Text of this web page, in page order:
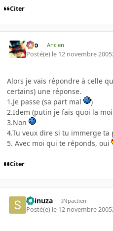
Citer
eYo Ancien
Posté(e) le 12 novembre 2005
Alors je vais répondre à celle
certains) une réponse.
1.Je passe (sa part mal
)
2.Idem (putin je fais quoi la
3.Non
4.Tu veux dire si tu immerge ta
5. Avec moi qui te réponds, oui
Citer
Shinuza INpactien
Posté(e) le 12 novembre 2005